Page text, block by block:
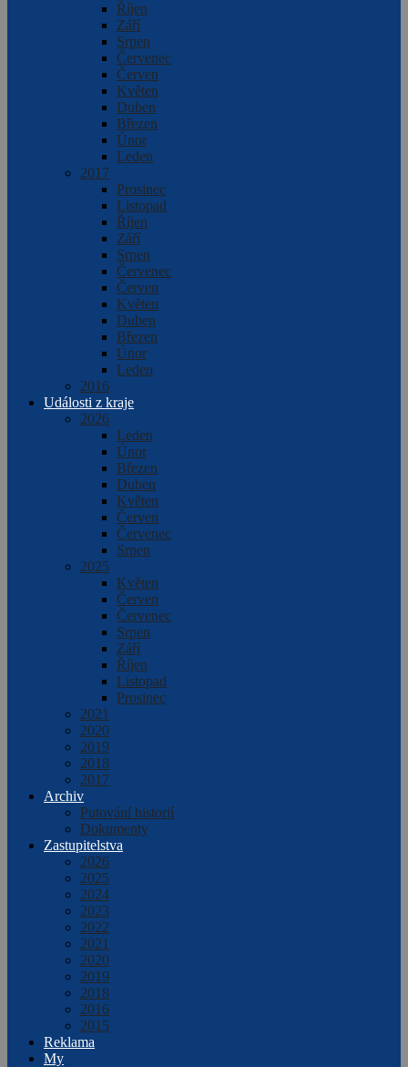
Říjen
Září
Srpen
Červenec
Červen
Květen
Duben
Březen
Únor
Leden
2017
Prosinec
Listopad
Říjen
Září
Srpen
Červenec
Červen
Květen
Duben
Březen
Únor
Leden
2016
Události z kraje
2026
Leden
Únor
Březen
Duben
Květen
Červen
Červenec
Srpen
2025
Květen
Červen
Červenec
Srpen
Září
Říjen
Listopad
Prosinec
2021
2020
2019
2018
2017
Archiv
Putování historií
Dokumenty
Zastupitelstva
2026
2025
2024
2023
2022
2021
2020
2019
2018
2016
2015
Reklama
My